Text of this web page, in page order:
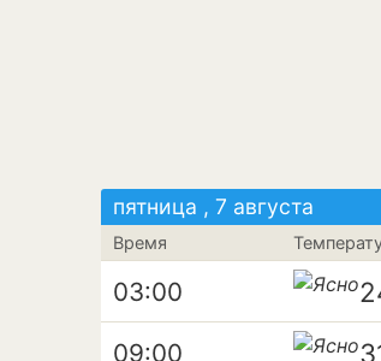
пятница , 7 августа
Время
03:00
09:00